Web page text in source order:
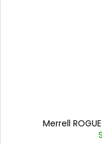
Merrell